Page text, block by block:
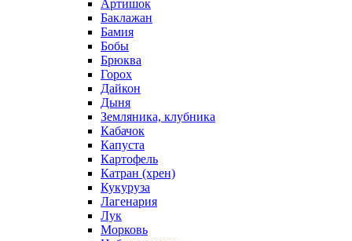
Артишок
Баклажан
Бамия
Бобы
Брюква
Горох
Дайкон
Дыня
Земляника, клубника
Кабачок
Капуста
Картофель
Катран (хрен)
Кукуруза
Лагенария
Лук
Морковь